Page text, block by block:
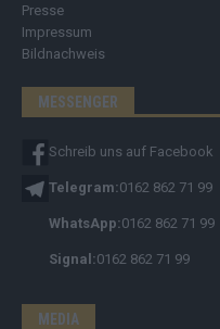
Presse
Impressum
Bildnachweis
MESSENGER
Schreib uns auf Facebook
Telegram:0162 862 71 99
WhatsApp:0162 862 71 99
Signal:0162 862 71 99
MEDIA